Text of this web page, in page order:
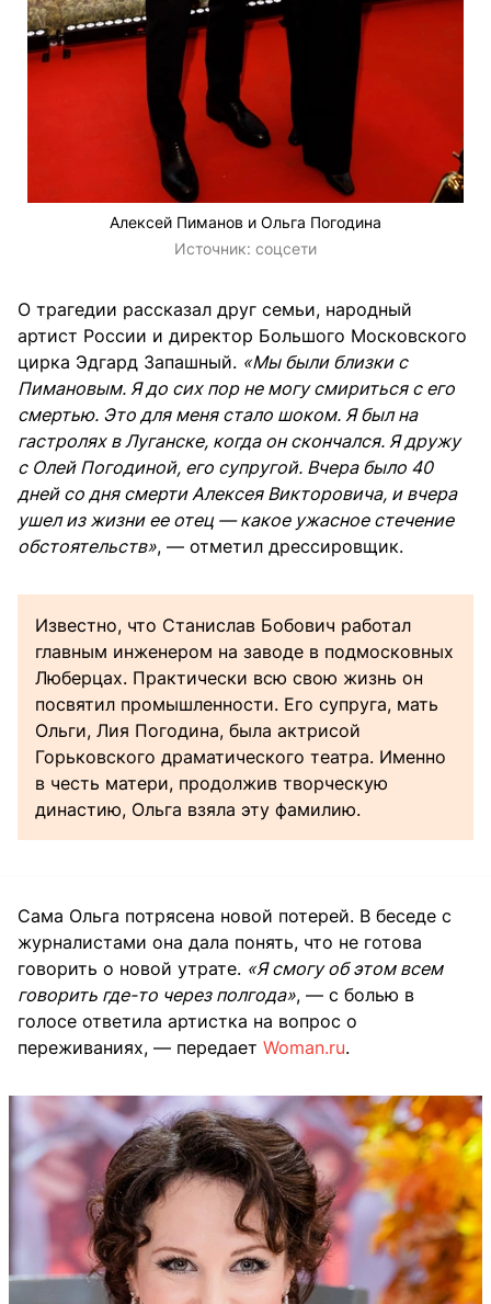
Алексей Пиманов и Ольга Погодина
Источник: соцсети
О трагедии рассказал друг семьи, народный
артист России и директор Большого Московского
цирка Эдгард Запашный. «Мы были близки с
Пимановым. Я до сих пор не могу смириться с его
смертью. Это для меня стало шоком. Я был на
гастролях в Луганске, когда он скончался. Я дружу
с Олей Погодиной, его супругой. Вчера было 40
дней со дня смерти Алексея Викторовича, и вчера
ушел из жизни ее отец — какое ужасное стечение
обстоятельств», — отметил дрессировщик.
Известно, что Станислав Бобович работал
главным инженером на заводе в подмосковных
Люберцах. Практически всю свою жизнь он
посвятил промышленности. Его супруга, мать
Ольги, Лия Погодина, была актрисой
Горьковского драматического театра. Именно
в честь матери, продолжив творческую
династию, Ольга взяла эту фамилию.
Сама Ольга потрясена новой потерей. В беседе с
журналистами она дала понять, что не готова
говорить о новой утрате. «Я смогу об этом всем
говорить где-то через полгода», — с болью в
голосе ответила артистка на вопрос о
переживаниях, — передает Woman.ru.